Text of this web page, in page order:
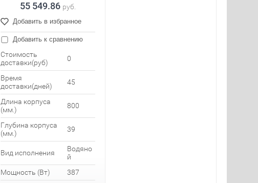
55 549.86 руб.
Добавить в избранное
Добавить к сравнению
Стоимость
доставки(руб)
0
Время
доставки(дней)
45
Длина корпуса
(мм.)
800
Глубина корпуса
(мм.)
39
Вид исполнения
Водяно
й
Мощность (Вт)
387